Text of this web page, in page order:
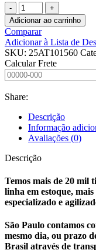
CORREIA
SINCRONIZADA
25
AT10
1560
MULCO
quantidade
Adicionar ao carrinho
Comparar
Adicionar à Lista de
SKU: 25AT101560
Calcular Frete
Share:
Descrição
Informação
Avaliações (0)
Descrição
Temos mais de 20 mil
linha em estoque,
especializado e
São Paulo contamos
mesmo dia, ou prazo
Brasil através de